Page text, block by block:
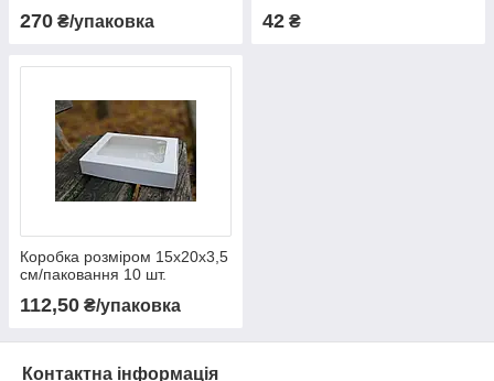
270 ₴/упаковка 42 ₴
Коробка розміром 15х20х3,5
см/паковання 10 шт.
112,50 ₴/упаковка
Контактна інформація